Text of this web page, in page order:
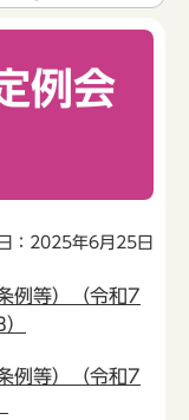
例会
：2025年6月25日
例等）（令和7
例等）（令和7